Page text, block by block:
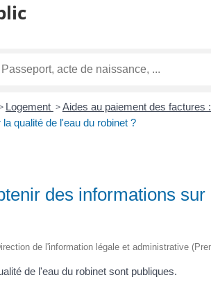
Logement >Aides au paiement des factures
qualité de l'eau du robinet ?
des informations
de l'information légale et administrative
de l'eau du robinet sont publiques.